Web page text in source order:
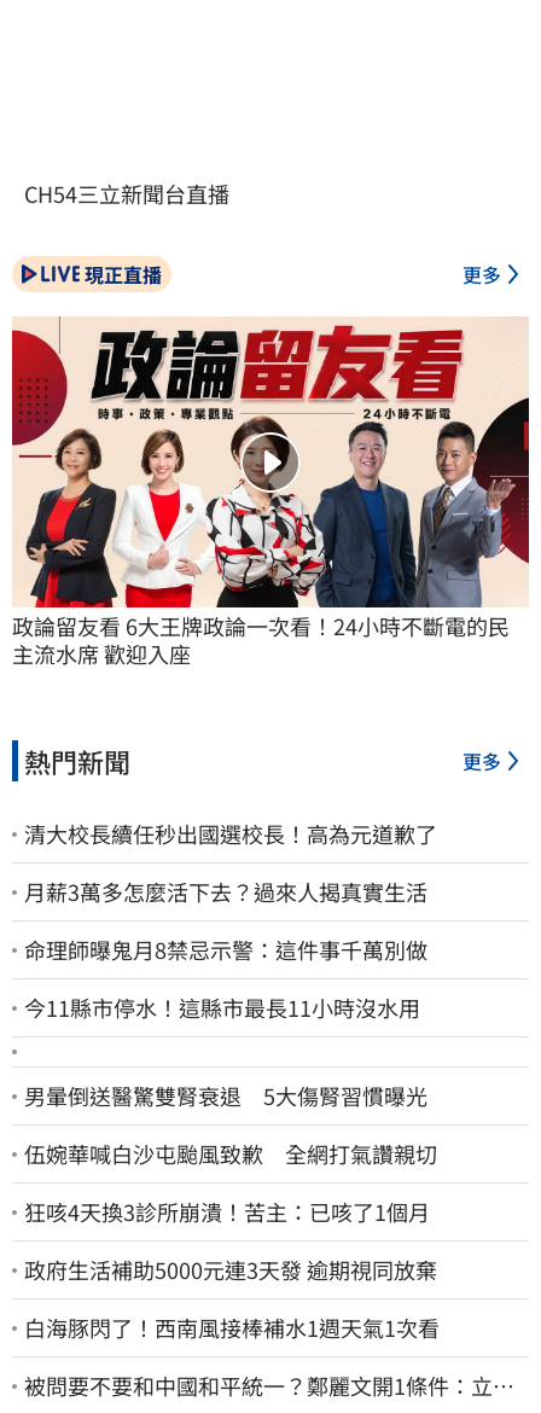
CH54三立新聞台直播
現正直播 更多
政論留友看 6大王牌政論一次看！24小時不斷電的民
主流水席 歡迎入座
熱門新聞 更多
清大校長續任秒出國選校長！高為元道歉了
月薪3萬多怎麼活下去？過來人揭真實生活
命理師曝鬼月8禁忌示警：這件事千萬別做
今11縣市停水！這縣市最長11小時沒水用
男暈倒送醫驚雙腎衰退 5大傷腎習慣曝光
伍婉華喊白沙屯颱風致歉 全網打氣讚親切
狂咳4天換3診所崩潰！苦主：已咳了1個月
政府生活補助5000元連3天發 逾期視同放棄
白海豚閃了！西南風接棒補水1週天氣1次看
被問要不要和中國和平統一？鄭麗文開1條件：立刻